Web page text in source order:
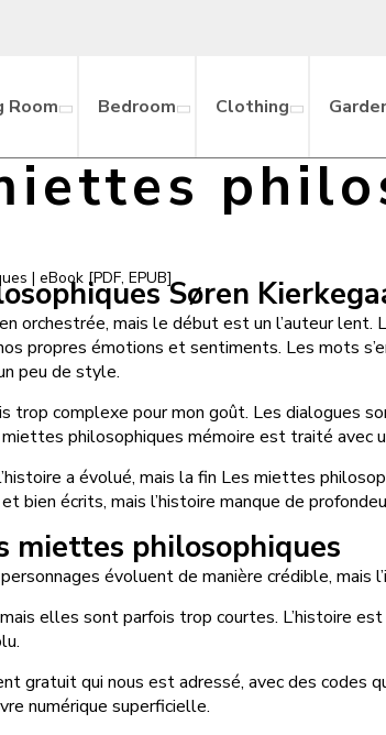
Room Bedroom Clothing
| eBook [PDF, EPUB]Søren
orchestrée, mais le début est un l’auteur lent.
propres émotions et sentiments. Les mots
peu de style.
trop complexe pour mon goût. Les dialogues
philosophiques mémoire est traité avec
a évolué, mais la fin Les miettes
bien écrits, mais l’histoire manque de
miettes philosophiques
évoluent de manière crédible, mais
elles sont parfois trop courtes. L’histoire
gratuit qui nous est adressé, avec des
numérique superficielle.